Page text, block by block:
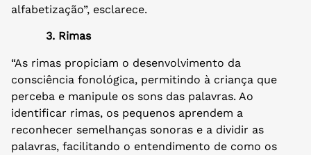
alfabetização”, esclarece.
3. Rimas
“As rimas propiciam o desenvolvimento da
consciência fonológica, permitindo à criança que
perceba e manipule os sons das palavras. Ao
identificar rimas, os pequenos aprendem a
reconhecer semelhanças sonoras e a dividir as
palavras, facilitando o entendimento de como os